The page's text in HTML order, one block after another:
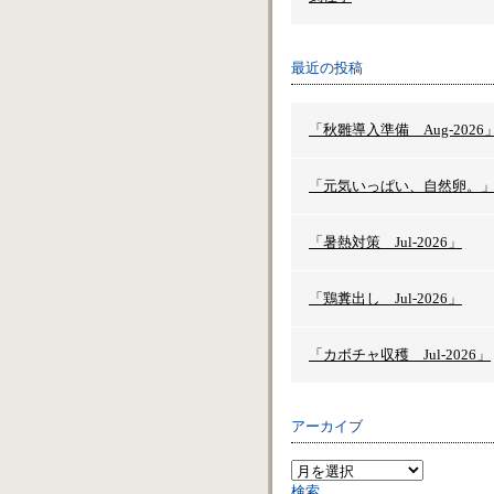
最近の投稿
「秋雛導入準備 Aug-2026
「元気いっぱい、自然卵。」
「暑熱対策 Jul-2026」
「鶏糞出し Jul-2026」
「カボチャ収穫 Jul-2026」
アーカイブ